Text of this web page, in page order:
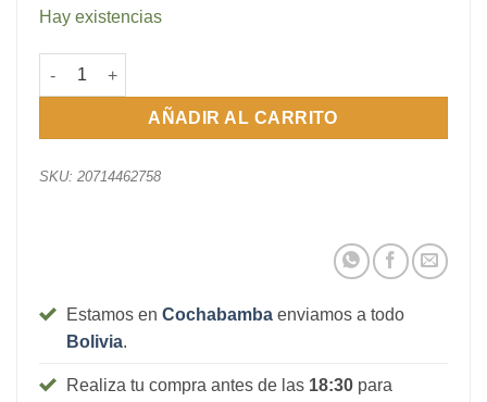
Hay existencias
Clarifying Lotion Twice a Day Exfoliator 1 cantidad
AÑADIR AL CARRITO
SKU: 20714462758
Estamos en Cochabamba enviamos a todo
Bolivia.
Realiza tu compra antes de las 18:30para